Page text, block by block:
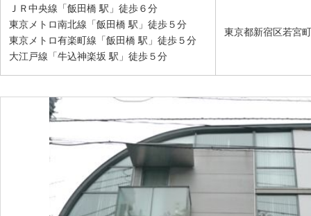
ＪＲ中央線「飯田橋 駅」徒歩６分
東京メトロ南北線「飯田橋 駅」徒歩５分
東京メトロ有楽町線「飯田橋 駅」徒歩５分
大江戸線「牛込神楽坂 駅」徒歩５分
東京都新宿区若宮